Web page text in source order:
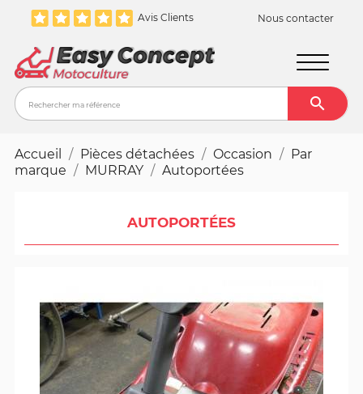
Avis Clients Nous contacter

Accueil Pièces détachées Occasion
Par
marque
MURRAY Autoportées
AUTOPORTÉES